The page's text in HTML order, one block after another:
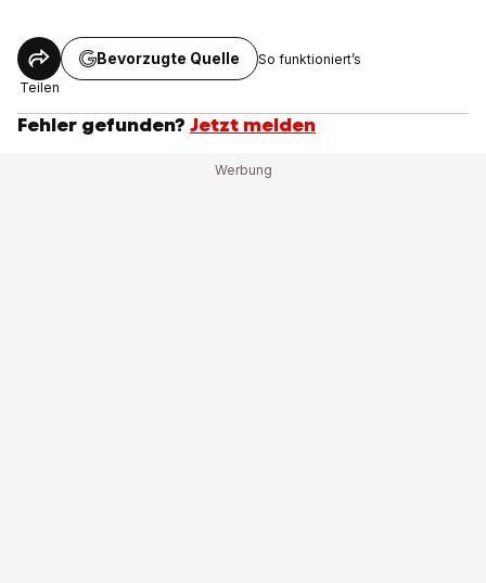
Teilen
Bevorzugte Quelle So funktioniert’s
Fehler gefunden? Jetzt melden